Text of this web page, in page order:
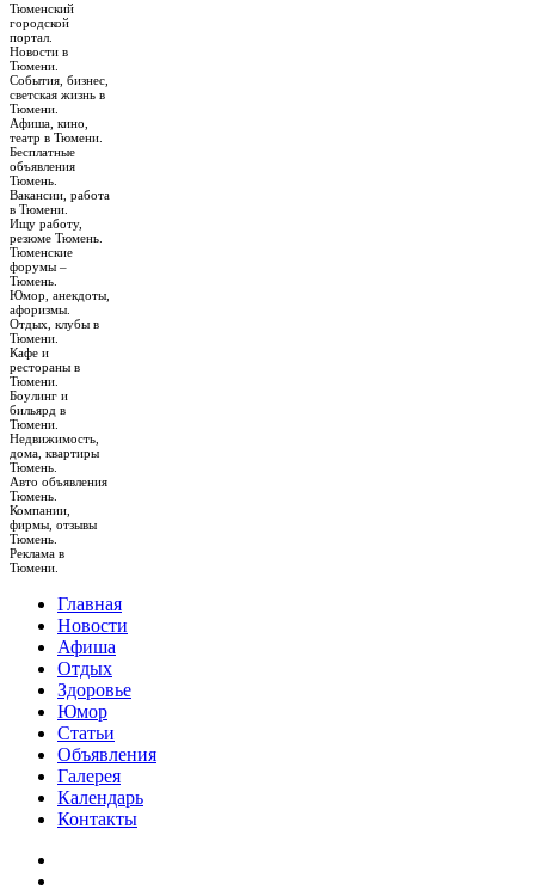
Тюменский
городской
портал.
Новости в
Тюмени.
События, бизнес,
светская жизнь в
Тюмени.
Афиша, кино,
театр в Тюмени.
Бесплатные
объявления
Тюмень.
Вакансии, работа
в Тюмени.
Ищу работу,
резюме Тюмень.
Тюменские
форумы –
Тюмень.
Юмор, анекдоты,
афоризмы.
Отдых, клубы в
Тюмени.
Кафе и
рестораны в
Тюмени.
Боулинг и
бильярд в
Тюмени.
Недвижимость,
дома, квартиры
Тюмень.
Авто объявления
Тюмень.
Компании,
фирмы, отзывы
Тюмень.
Реклама в
Тюмени.
Главная
Новости
Афиша
Отдых
Здоровье
Юмор
Статьи
Объявления
Галерея
Календарь
Контакты